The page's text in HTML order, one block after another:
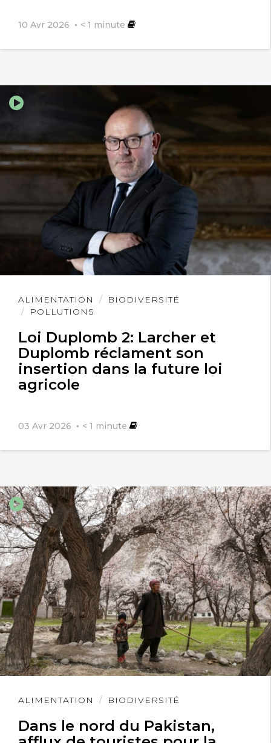
10 Avr 2026 < 1 minute
ALIMENTATION
BIODIVERSITÉ
POLLUTIONS
Loi Duplomb 2: Larcher et
Duplomb réclament son
insertion dans la future loi
agricole
03 Avr 2026 < 1 minute
Lire
l'article
ALIMENTATION BIODIVERSITÉ
Dans le nord du Pakistan,
Lire